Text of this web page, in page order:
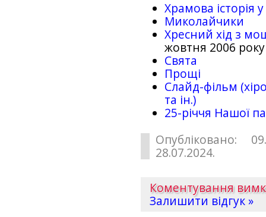
Храмова історія
Миколайчики
Хресний хід з
жовтня 2006 року
Свята
Прощі
Слайд-фільм
та ін.)
25-рiччя Нашої
Опубліковано:
28.07.2024.
Коментування
Залишити відгук »